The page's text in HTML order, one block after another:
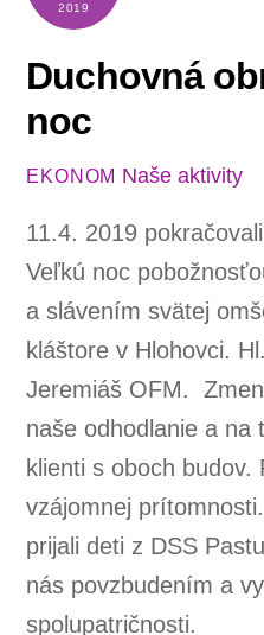
2019
Duchovná
noc
EKONOM Naše aktivity
11.4. 2019
Veľkú noc
a slávením svätej
kláštore v Hlohovci.
Jeremiáš OFM.
naše odhodlanie a na
klienti s oboch budov.
vzájomnej
prijali deti z DSS
nás povzbudením a
spolupatričnosti.